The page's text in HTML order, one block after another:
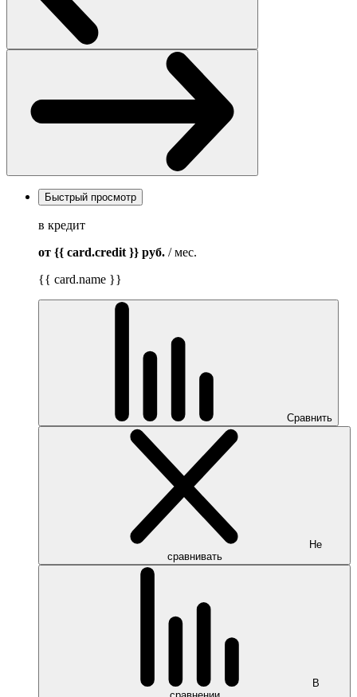
Быстрый просмотр
в кредит
от {{ card.credit }} руб. / мес.
{{ card.name }}
Сравнить
Не
сравнивать
В